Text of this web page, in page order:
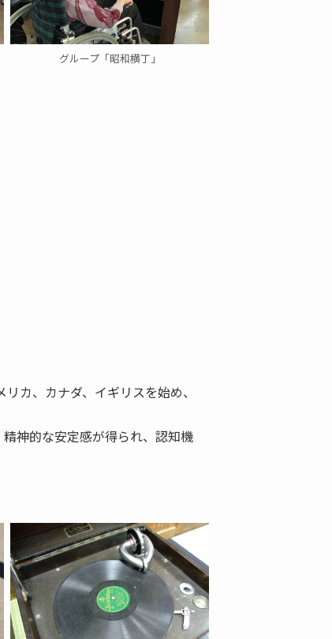
グループ「昭和横丁」
カ、カナダ、イギリスを始め、
神的な安定感が得られ、認知機